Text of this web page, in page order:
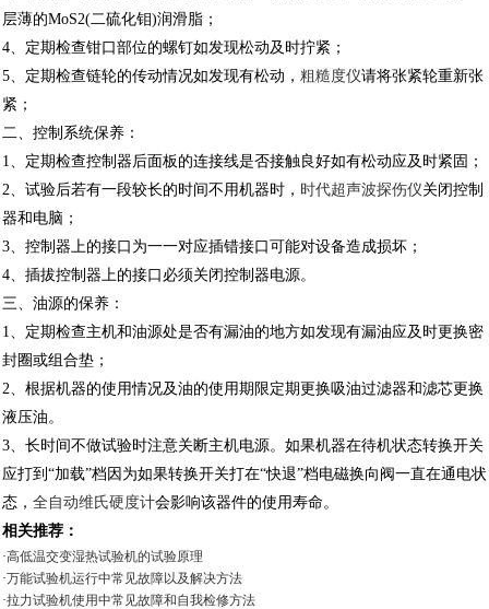
层薄的MoS2(二硫化钼)润滑脂；
4、定期检查钳口部位的螺钉如发现松动及时拧紧；
5、定期检查链轮的传动情况如发现有松动， 粗糙度仪请将张紧轮重新张
紧；
二、控制系统保养：
1、定期检查控制器后面板的连接线是否接触良好如有松动应及时紧固；
2、试验后若有一段较长的时间不用机器时， 时代超声波探伤仪关闭控制
器和电脑；
3、控制器上的接口为一一对应插错接口可能对设备造成损坏；
4、插拔控制器上的接口必须关闭控制器电源。
三、油源的保养：
1、定期检查主机和油源处是否有漏油的地方如发现有漏油应及时更换密
封圈或组合垫；
2、根据机器的使用情况及油的使用期限定期更换吸油过滤器和滤芯更换
液压油。
3、长时间不做试验时注意关断主机电源。如果机器在待机状态转换开关
应打到“加载”档因为如果转换开关打在“快退”档电磁换向阀一直在通电状
态， 全自动维氏硬度计会影响该器件的使用寿命。
相关推荐：
·高低温交变湿热试验机的试验原理
·万能试验机运行中常见故障以及解决方法
·拉力试验机使用中常见故障和自我检修方法